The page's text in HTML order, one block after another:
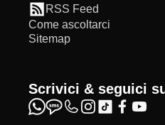
RSS Feed
Come ascoltarci
Sitemap
Scrivici & seguici